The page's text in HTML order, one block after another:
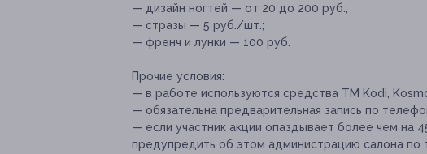
— дизайн ногтей — от 20 до 200 руб.;
— стразы — 5 руб./шт.;
— френч и лунки — 100 руб.
Прочие условия:
— в работе используются средства ТМ Kodi,
— обязательна предварительная запись по
— если участник акции опаздывает более чем на
предупредить об этом администрацию салона по